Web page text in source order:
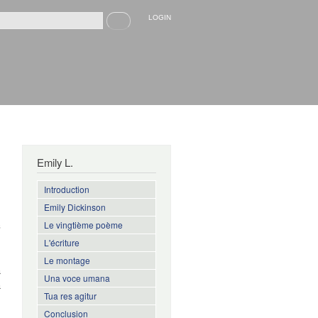
de recherche
Recherche LOGIN
Emily L.
Introduction
Emily Dickinson
Le vingtième poème
L'écriture
Le montage
Una voce umana
Tua res agitur
Conclusion